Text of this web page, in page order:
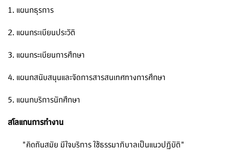
1. แผนกธุรการ
2. แผนกระเบียนประวัติ
3. แผนกระเบียนการศึกษา
4. แผนกสนับสนุนและจัดการสารสนเทศทางการศึกษา
5. แผนกบริการนักศึกษา
สโลแกนการทำงาน
"คิดทันสมัย มีใจบริการ ใช้ธรรมาภิบาลเป็นแนวปฏิบัติ"